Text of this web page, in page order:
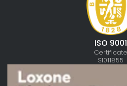
ISO 9001
Certificate
SI011855